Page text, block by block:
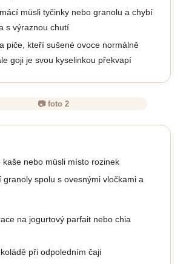
müsli tyčinky nebo granolu a chybí
s výraznou chutí
piče, kteří sušené ovoce normálně
goji je svou kyselinkou překvapí
📷 foto 2
kaše nebo müsli místo rozinek
granoly spolu s ovesnými vločkami a
na jogurtový parfait nebo chia
při odpoledním čaji